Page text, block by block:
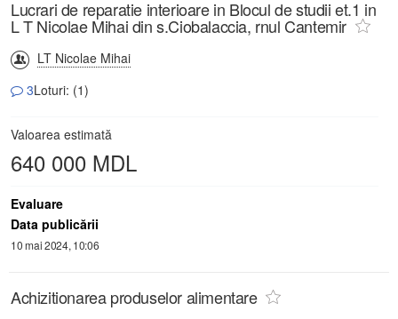
Lucrari de reparatie interioare in Blocul de studii et.1 in
L T Nicolae Mihai din s.Ciobalaccia, rnul Cantemir
LT Nicolae Mihai
3Loturi: (1)
Valoarea estimată
640 000 MDL
Evaluare
Data publicării
10 mai 2024, 10:06
Achizitionarea produselor alimentare